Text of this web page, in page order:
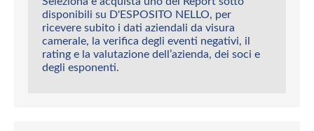
disponibili su D'ESPOSITO NELLO, per
ricevere subito i dati aziendali da visura
camerale, la verifica degli eventi negativi, il
rating e la valutazione dell’azienda, dei soci e
degli esponenti.